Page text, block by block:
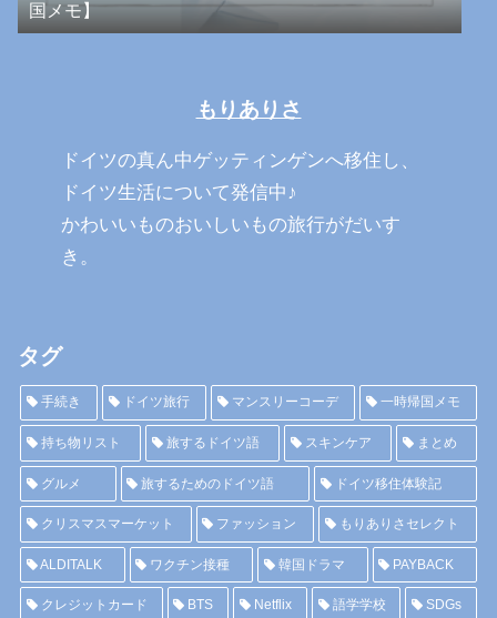
国メモ】
もりありさ
ドイツの真ん中ゲッティンゲンへ移住し、
ドイツ生活について発信中♪
かわいいものおいしいもの旅行がだいす
き。
タグ
手続き ドイツ旅行 マンスリーコーデ 一時帰国メモ
持ち物リスト 旅するドイツ語 スキンケア まとめ
グルメ 旅するためのドイツ語 ドイツ移住体験記
クリスマスマーケット ファッション もりありさセレクト
ALDITALK ワクチン接種 韓国ドラマ PAYBACK
クレジットカード BTS Netflix 語学学校 SDGs